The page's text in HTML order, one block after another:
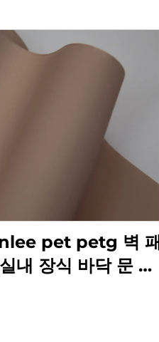
pet petg 벽 패
내 장식 바닥 문 가